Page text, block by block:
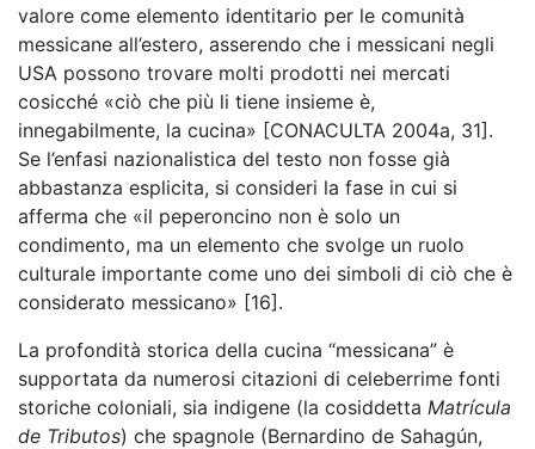
valore come elemento identitario per le comunità
messicane all’estero, asserendo che i messicani negli
USA possono trovare molti prodotti nei mercati
cosicché «ciò che più li tiene insieme è,
innegabilmente, la cucina» [CONACULTA 2004a, 31].
Se l’enfasi nazionalistica del testo non fosse già
abbastanza esplicita, si consideri la fase in cui si
afferma che «il peperoncino non è solo un
condimento, ma un elemento che svolge un ruolo
culturale importante come uno dei simboli di ciò che è
considerato messicano» [16].
La profondità storica della cucina “messicana” è
supportata da numerosi citazioni di celeberrime fonti
storiche coloniali, sia indigene (la cosiddetta Matrícula
de Tributos) che spagnole (Bernardino de Sahagún,